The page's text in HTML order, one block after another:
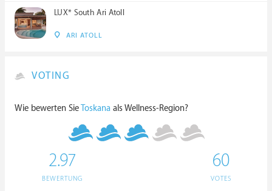
LUX* South Ari Atoll
ARI ATOLL
VOTING
Wie bewerten SieToskana als Wellness-Region?
2.97
BEWERTUNG
60
VOTES